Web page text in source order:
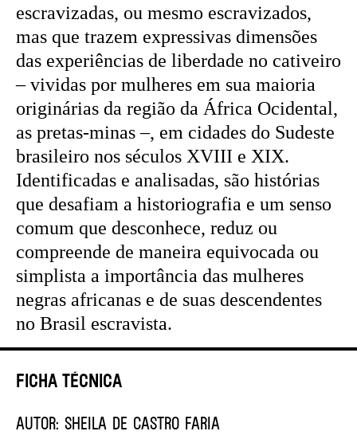
Ficha Técnica
AUTOR: SHEILA DE CASTRO FARIA
escravizadas, ou mesmo escravizados,
mas que trazem expressivas dimensões
das experiências de liberdade no cativeiro
– vividas por mulheres em sua maioria
originárias da região da África Ocidental,
as pretas-minas –, em cidades do Sudeste
brasileiro nos séculos XVIII e XIX.
Identificadas e analisadas, são histórias
que desafiam a historiografia e um senso
comum que desconhece, reduz ou
compreende de maneira equivocada ou
simplista a importância das mulheres
negras africanas e de suas descendentes
no Brasil escravista.